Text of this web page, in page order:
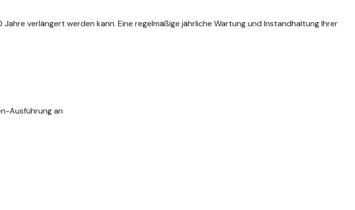
verlängert werden kann. Eine regelmäßige jährliche Wartung und Instandhaltung Ihrer
Ausführung an